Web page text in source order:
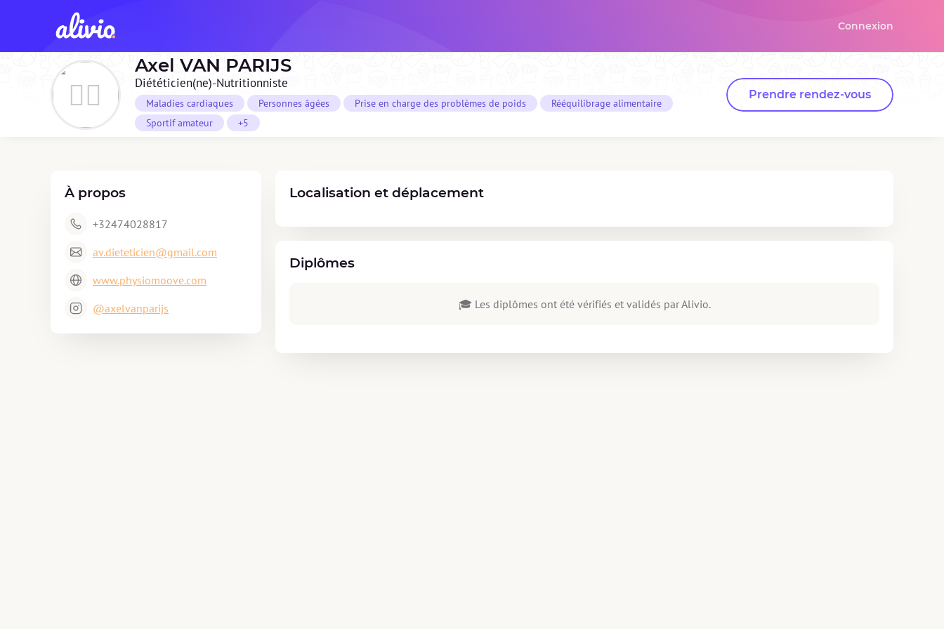
Connexion
Axel VAN PARIJS
Diététicien(ne)-Nutritionniste
Maladies cardiaques Personnes âgées Prise en charge des problèmes de poids
Rééquilibrage alimentaire
Sportif amateur
+5
Prendre rendez-vous
À propos
+32474028817
av.dieteticien@gmail.com
www.physiomoove.com
@axelvanparijs
Localisation et déplacement
Diplômes
🎓 Les diplômes ont été vérifiés et validés par Alivio.